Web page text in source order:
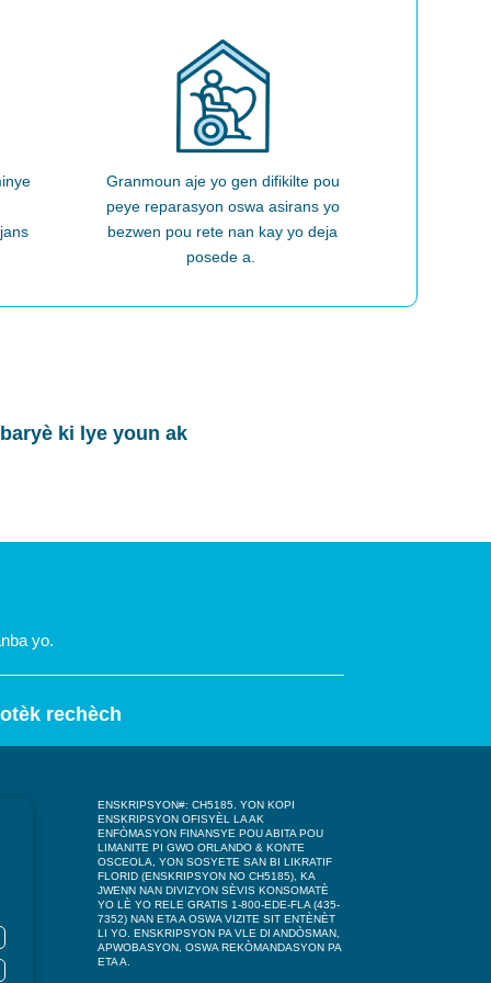
Granmoun aje yo gen difikilte pou
peye reparasyon oswa asirans yo
bezwen pou rete nan kay yo deja
posede a.
ki lye youn ak
yo.
rechèch
ENSKRIPSYON#: CH5185. YON KOPI
ENSKRIPSYON OFISYÈL LA AK
ENFÒMASYON FINANSYE POU ABITA POU
LIMANITE PI GWO ORLANDO & KONTE
OSCEOLA, YON SOSYETE SAN BI LIKRATIF
FLORID (ENSKRIPSYON NO CH5185), KA
JWENN NAN DIVIZYON SÈVIS KONSOMATÈ
YO LÈ YO RELE GRATIS 1-800-EDE-FLA (435-
7352) NAN ETA A OSWA VIZITE SIT ENTÈNÈT
LI YO. ENSKRIPSYON PA VLE DI ANDÒSMAN,
APWOBASYON, OSWA REKÒMANDASYON PA
ETA A.